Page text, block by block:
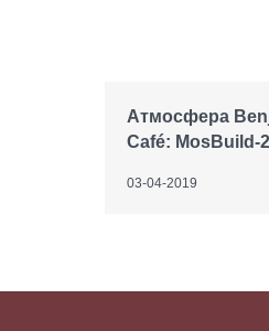
Атмосфера
Café: MosBuild-
03-04-2019